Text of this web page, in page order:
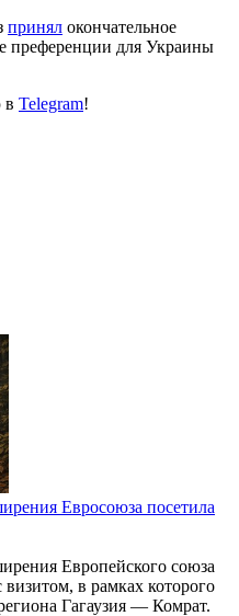
принял окончательное
преференции для Украины
в Telegram!
Евросоюза посетила
Европейского союза
в рамках которого
Гагаузия — Комрат.